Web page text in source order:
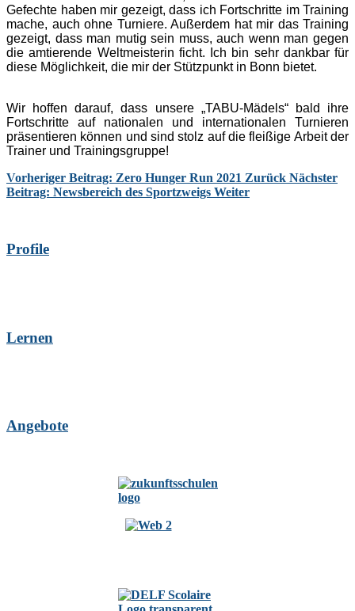
Gefechte haben mir gezeigt, dass ich Fortschritte im Training
mache, auch ohne Turniere. Außerdem hat mir das Training
gezeigt, dass man mutig sein muss, auch wenn man gegen
die amtierende Weltmeisterin ficht. Ich bin sehr dankbar für
diese Möglichkeit, die mir der Stützpunkt in Bonn bietet.
Wir hoffen darauf, dass unsere „TABU-Mädels“ bald ihre
Fortschritte auf nationalen und internationalen Turnieren
präsentieren können und sind stolz auf die fleißige Arbeit der
Trainer und Trainingsgruppe!
Vorheriger Beitrag: Zero Hunger Run 2021 Zurück Nächster
Beitrag: Newsbereich des Sportzweigs Weiter
Profile
Lernen
Angebote